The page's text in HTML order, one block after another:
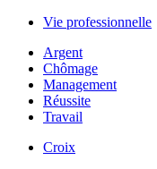
Vie professionnelle
Argent
Chômage
Management
Réussite
Travail
Croix